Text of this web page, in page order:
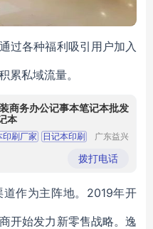
过各种福利吸引用户加入
累私域流量。
商务办公记事本笔记本批发
本
印刷厂家
日记本印刷
广东益兴
有限公司
拨打电话
作为主阵地。2019年开
开始发力新零售战略。逸